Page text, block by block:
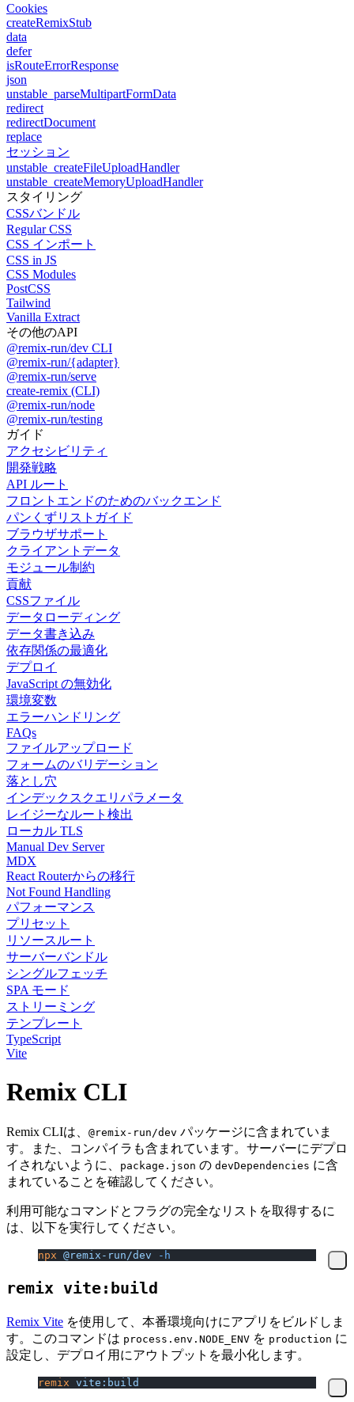
Cookies
createRemixStub
data
defer
isRouteErrorResponse
json
unstable_parseMultipartFormData
redirect
redirectDocument
replace
セッション
unstable_createFileUploadHandler
unstable_createMemoryUploadHandler
スタイリング
CSSバンドル
Regular CSS
CSS インポート
CSS in JS
CSS Modules
PostCSS
Tailwind
Vanilla Extract
その他のAPI
@remix-run/dev CLI
@remix-run/{adapter}
@remix-run/serve
create-remix (CLI)
@remix-run/node
@remix-run/testing
ガイド
アクセシビリティ
開発戦略
API ルート
フロントエンドのためのバックエンド
パンくずリストガイド
ブラウザサポート
クライアントデータ
モジュール制約
貢献
CSSファイル
データローディング
データ書き込み
依存関係の最適化
デプロイ
JavaScript の無効化
環境変数
エラーハンドリング
FAQs
ファイルアップロード
フォームのバリデーション
落とし穴
インデックスクエリパラメータ
レイジーなルート検出
ローカル TLS
Manual Dev Server
MDX
React Routerからの移行
Not Found Handling
パフォーマンス
プリセット
リソースルート
サーバーバンドル
シングルフェッチ
SPA モード
ストリーミング
テンプレート
TypeScript
Vite
Remix CLI
Remix CLIは、 @remix-run/dev パッケージに含まれていま
す。また、コンパイラも含まれています。サーバーにデプロ
イされないように、
package.json の devDependencies に含
まれていることを確認してください。
利用可能なコマンドとフラグの完全なリストを取得するに
は、以下を実行してください。
npx @remix-run/dev -h
remix vite:build
Remix Vite を使用して、本番環境向けにアプリをビルドしま
す。このコマンドは process.env.NODE_ENV を production に
設定し、デプロイ用にアウトプットを最小化します。
remix vite:build